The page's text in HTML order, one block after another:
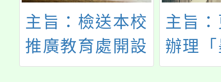
主旨：檢送本校
推廣教育處開設
「兒童冬令營」
主旨
辦理
美學